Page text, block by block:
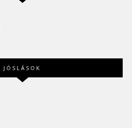
JÓSLÁSOK